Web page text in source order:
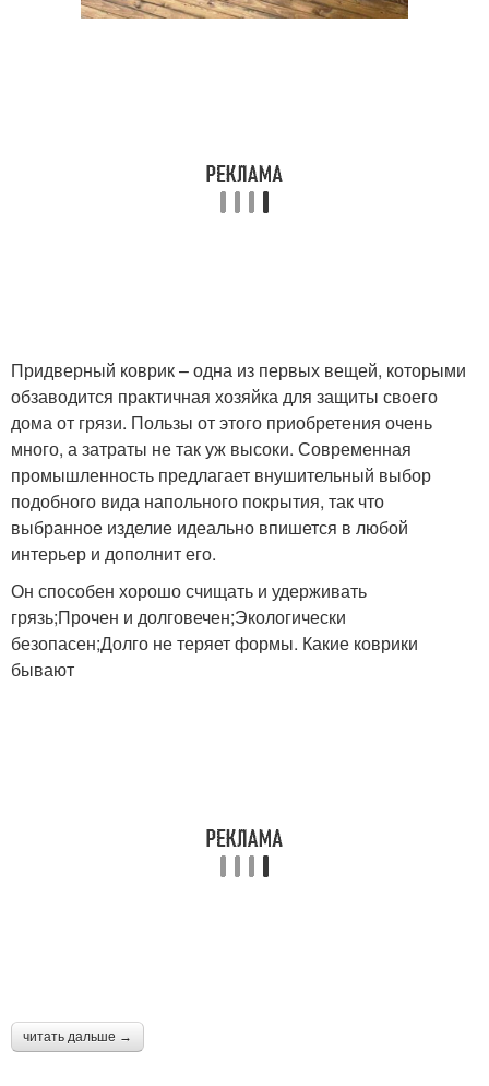
Придверный коврик – одна из первых вещей, которыми
обзаводится практичная хозяйка для защиты своего
дома от грязи. Пользы от этого приобретения очень
много, а затраты не так уж высоки. Современная
промышленность предлагает внушительный выбор
подобного вида напольного покрытия, так что
выбранное изделие идеально впишется в любой
интерьер и дополнит его.
Он способен хорошо счищать и удерживать
грязь;Прочен и долговечен;Экологически
безопасен;Долго не теряет формы. Какие коврики
бывают
читать дальше →